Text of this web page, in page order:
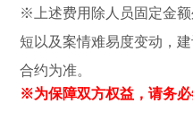
※上述费用除人员固定金
短以及案情难易度变动，
合约为准。
※为保障双方权益，请务必